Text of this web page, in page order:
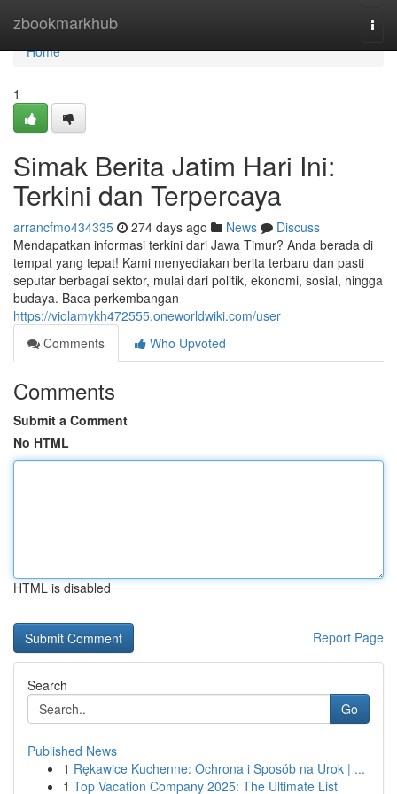
zbookmarkhub
Home
Home
1
Simak Berita Jatim Hari Ini:
Terkini dan Terpercaya
arrancfmo434335 274 days ago News
Discuss
Mendapatkan informasi terkini dari Jawa Timur? Anda berada di
tempat yang tepat! Kami menyediakan berita terbaru dan pasti
seputar berbagai sektor, mulai dari politik, ekonomi, sosial, hingga
budaya. Baca perkembangan
https://violamykh472555.oneworldwiki.com/user
Comments
Who Upvoted
Comments
Submit a Comment
No HTML
HTML is disabled
Report Page
Search
Go
Published News
1 Rękawice Kuchenne: Ochrona i Sposób na Urok | ...
1 Top Vacation Company 2025: The Ultimate List